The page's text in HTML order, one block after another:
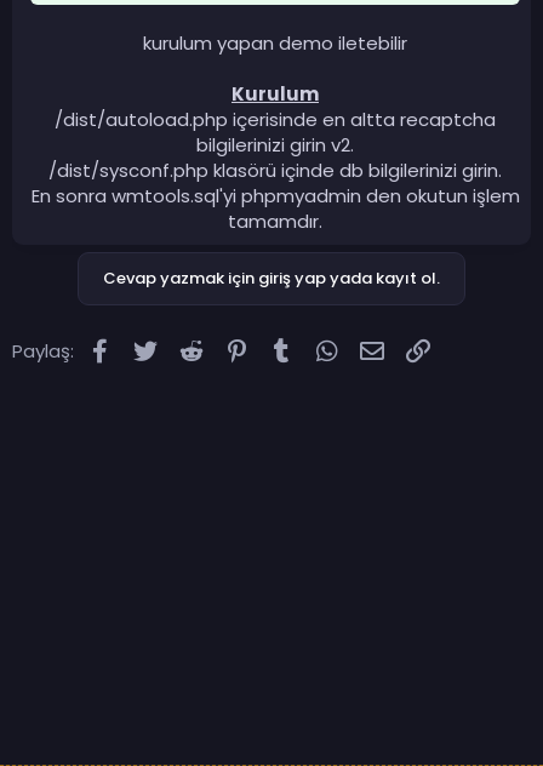
kurulum yapan demo iletebilir
Kurulum
/dist/autoload.php içerisinde en altta recaptcha
bilgilerinizi girin v2.
/dist/sysconf.php klasörü içinde db bilgilerinizi girin.
En sonra wmtools.sql'yi phpmyadmin den okutun işlem
tamamdır.​
Cevap yazmak için giriş yap yada kayıt ol.
Paylaş: Facebook
Twitter Reddit Pinterest
Tumblr WhatsApp
E-posta